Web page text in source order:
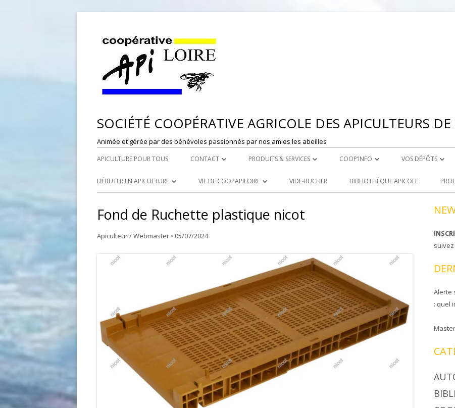
SOCIÉTÉ COOPÉRATIVE AGRICOLE DES APICULTEURS
Animée et gérée par des bénévoles passionnés par nos amies les abeilles
APICULTURE POUR TOUS CONTACT
DÉPÔT DE MONTBRISON
WEBMASTER
PRODUITS & SERVICES
ROYAL CARE
DÉSINSECTISEUR
COOP’INFO
DÉPOSER UNE ANNONCE
VOS DÉPÔTS
DEPOT DE ST
DÉBUTER EN APICULTURE
MATÉRIEL POUR UNE PREMIÈRE
ACHAT VENTE ABEILLES
VIE DE COOPAPILOIRE
RÉFÉRENCEZ VOS PRODUITS
ASSEMBLÉES GÉNÉRALES
VIDE-RUCHER BIBLIOTHÈQUE APICOLE
Fond de Ruchette plastique nicot
Apiculteur / Webmaster • 05/07/2024
Alerte
: quel